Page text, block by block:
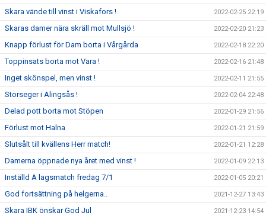
Skara vände till vinst i Viskafors ! 2022-02-25 22:19
Skaras damer nära skräll mot Mullsjö ! 2022-02-20 21:23
Knapp förlust för Dam borta i Vårgårda 2022-02-18 22:20
Toppinsats borta mot Vara ! 2022-02-16 21:48
Inget skönspel, men vinst ! 2022-02-11 21:55
Storseger i Alingsås ! 2022-02-04 22:48
Delad pott borta mot Stöpen 2022-01-29 21:56
Förlust mot Halna 2022-01-21 21:59
Slutsålt till kvällens Herr match! 2022-01-21 12:28
Damerna öppnade nya året med vinst ! 2022-01-09 22:13
Inställd A lagsmatch fredag 7/1 2022-01-05 20:21
God fortsättning på helgerna.. 2021-12-27 13:43
Skara IBK önskar God Jul 2021-12-23 14:54